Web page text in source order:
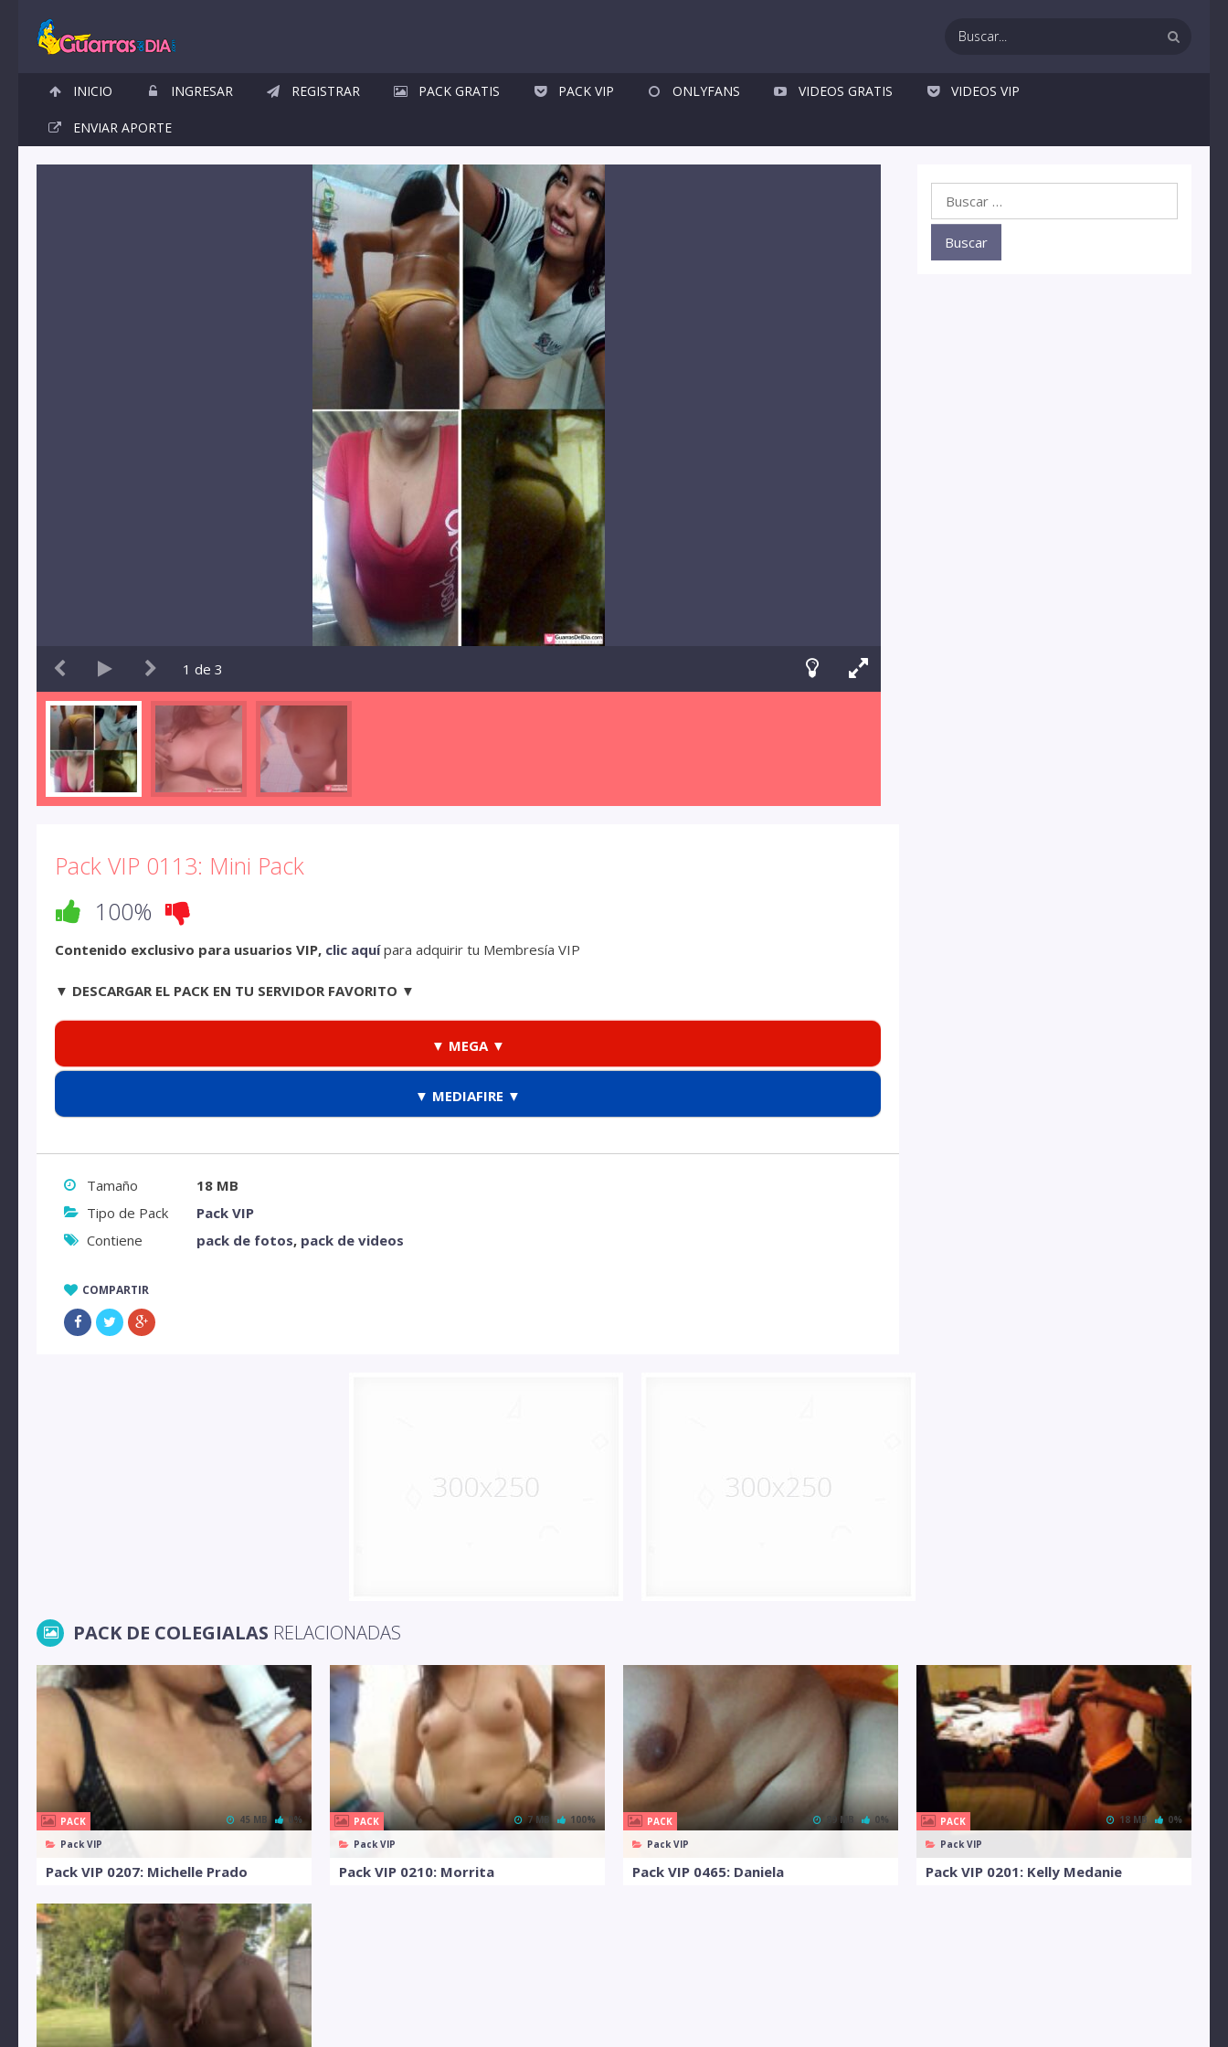
INICIO INGRESAR REGISTRAR PACK GRATIS PACK VIP ONLYFANS VIDEOS GRATIS VIDEOS VIP
ENVIAR APORTE
1 de 3
Pack VIP 0113: Mini Pack
100%
Contenido exclusivo para usuarios VIP, clic aquípara adquirir tu Membresía VIP
▼ DESCARGAR EL PACK EN TU SERVIDOR FAVORITO ▼
▼ MEGA ▼
▼ MEDIAFIRE ▼
Tamaño
18 MB
Tipo de Pack
Pack VIP
Contiene
pack de fotos, pack de videos
COMPARTIR
PACK DE COLEGIALAS RELACIONADAS
PACK
Pack VIP
45 MB 0%
Pack VIP 0207: Michelle Prado
PACK
Pack VIP
7 MB 100%
Pack VIP 0210: Morrita
PACK
Pack VIP
89 MB 0%
Pack VIP 0465: Daniela
PACK
Pack VIP
18 MB 0%
Pack VIP 0201: Kelly Medanie